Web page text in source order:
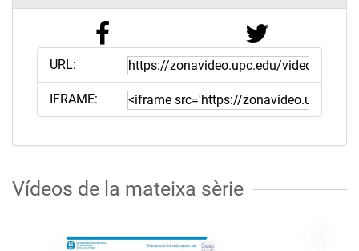
URL:
IFRAME:
Vídeos de la mateixa sèrie